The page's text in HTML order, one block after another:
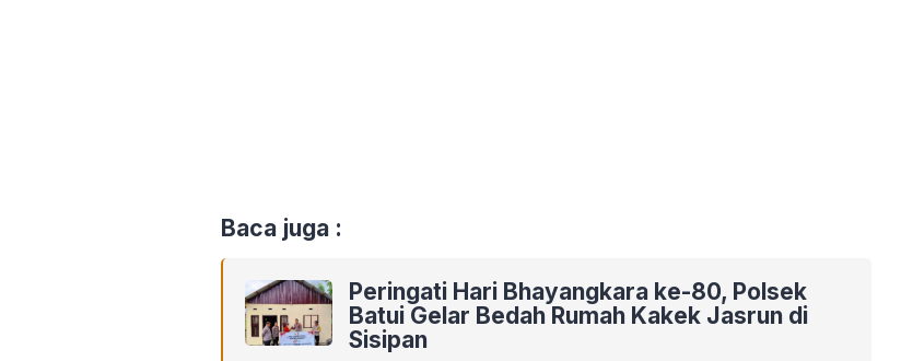
Baca juga :
Peringati Hari Bhayangkara ke-80, Polsek
Batui Gelar Bedah Rumah Kakek Jasrun di
Sisipan